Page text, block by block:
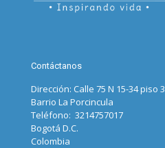
Contáctanos
Dirección: Calle 75 N 15-34 piso 3
Barrio La Porcincula
Teléfono: 3214757017
Bogotá D.C.
Colombia